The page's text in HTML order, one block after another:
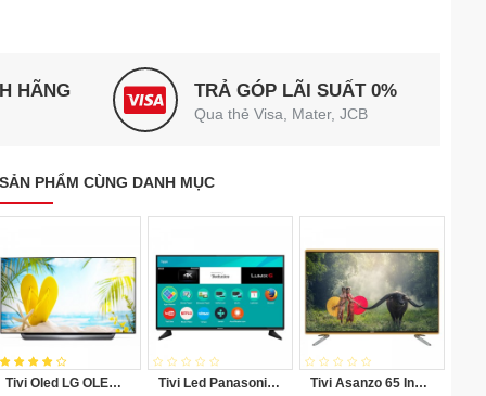
HÃNG TRẢ GÓP LÃI SUẤT 0%
Qua thẻ Visa, Mater, JCB
SẢN PHẨM CÙNG DANH MỤC
Tivi Oled LG OLED65E8PTA 65 Inch
Tivi Led Panasonic TH-49EX600V 49 Inch 4K Ultra HD
Tivi Asanzo 65 Inch AS65SK900